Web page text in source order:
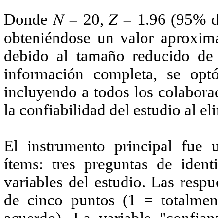
Donde 𝑁= 20,𝑍= 1.96 (95%
obteniéndose un valor
debido al tamaño reducido
información completa, se
incluyendo a todos los
la confiabilidad del estudio al
El instrumento principal fue
ítems: tres preguntas de
variables del estudio. Las
de cinco puntos (1 =